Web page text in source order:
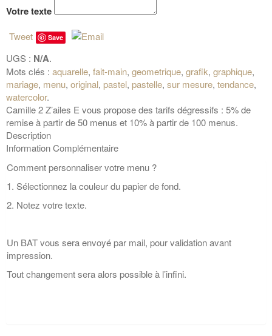
Votre texte
Tweet Save
UGS : N/A.
Mots clés : aquarelle, fait-main, geometrique, grafik, graphique,
mariage, menu, original, pastel, pastelle, sur mesure, tendance,
watercolor.
Camille 2 Z’ailes E vous propose des tarifs dégressifs : 5% de
remise à partir de 50 menus et 10% à partir de 100 menus.
Description
Information Complémentaire
Comment personnaliser votre menu ?
1. Sélectionnez la couleur du papier de fond.
2. Notez votre texte.
Un BAT vous sera envoyé par mail, pour validation avant
impression.
Tout changement sera alors possible à l’infini.